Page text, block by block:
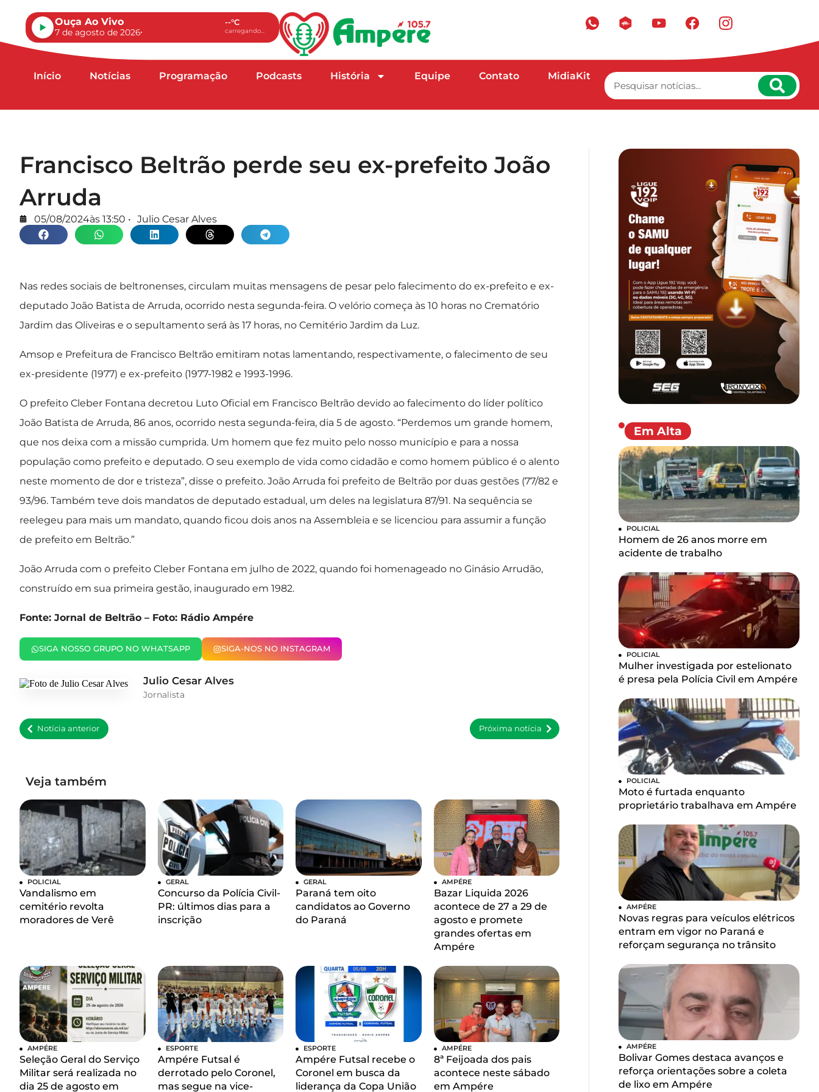
Ouça Ao Vivo
7 de agosto de 2026
--°C
carregando...
Início Notícias Programação Podcasts História Equipe Contato MidiaKit
Francisco Beltrão perde seu ex-prefeito João
Arruda
05/08/2024às 13:50 • Julio Cesar Alves
Nas redes sociais de beltronenses, circulam muitas mensagens de pesar pelo falecimento do ex-prefeito e ex-
deputado João Batista de Arruda, ocorrido nesta segunda-feira. O velório começa às 10 horas no Crematório
Jardim das Oliveiras e o sepultamento será às 17 horas, no Cemitério Jardim da Luz.
Amsop e Prefeitura de Francisco Beltrão emitiram notas lamentando, respectivamente, o falecimento de seu
ex-presidente (1977) e ex-prefeito (1977-1982 e 1993-1996.
O prefeito Cleber Fontana decretou Luto Oficial em Francisco Beltrão devido ao falecimento do líder político
João Batista de Arruda, 86 anos, ocorrido nesta segunda-feira, dia 5 de agosto. “Perdemos um grande homem,
que nos deixa com a missão cumprida. Um homem que fez muito pelo nosso município e para a nossa
população como prefeito e deputado. O seu exemplo de vida como cidadão e como homem público é o alento
neste momento de dor e tristeza”, disse o prefeito. João Arruda foi prefeito de Beltrão por duas gestões (77/82 e
93/96. Também teve dois mandatos de deputado estadual, um deles na legislatura 87/91. Na sequência se
reelegeu para mais um mandato, quando ficou dois anos na Assembleia e se licenciou para assumir a função
de prefeito em Beltrão.”
João Arruda com o prefeito Cleber Fontana em julho de 2022, quando foi homenageado no Ginásio Arrudão,
construído em sua primeira gestão, inaugurado em 1982.
Fonte: Jornal de Beltrão – Foto: Rádio Ampére
SIGA NOSSO GRUPO NO WHATSAPP SIGA-NOS NO INSTAGRAM
Julio Cesar Alves
Jornalista
Notícia anterior Próxima notícia
Veja também
POLICIAL
Vandalismo em
cemitério revolta
moradores de Verê
GERAL
Concurso da Polícia Civil-
PR: últimos dias para a
inscrição
GERAL
Paraná tem oito
candidatos ao Governo
do Paraná
AMPÉRE
Bazar Liquida 2026
acontece de 27 a 29 de
agosto e promete
grandes ofertas em
Ampére
AMPÉRE
Seleção Geral do Serviço
Militar será realizada no
dia 25 de agosto em
ESPORTE
Ampére Futsal é
derrotado pelo Coronel,
mas segue na vice-
ESPORTE
Ampére Futsal recebe o
Coronel em busca da
liderança da Copa União
AMPÉRE
8ª Feijoada dos pais
acontece neste sábado
em Ampére
Em Alta
POLICIAL
Homem de 26 anos morre em
acidente de trabalho
POLICIAL
Mulher investigada por estelionato
é presa pela Polícia Civil em Ampére
POLICIAL
Moto é furtada enquanto
proprietário trabalhava em Ampére
AMPÉRE
Novas regras para veículos elétricos
entram em vigor no Paraná e
reforçam segurança no trânsito
AMPÉRE
Bolivar Gomes destaca avanços e
reforça orientações sobre a coleta
de lixo em Ampére